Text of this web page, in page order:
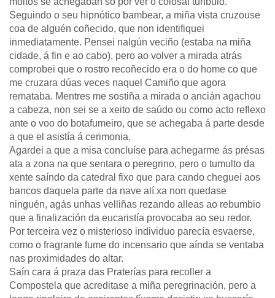
Seguindo o seu hipnótico bambear, a miña vista cruzouse
coa de alguén coñecido, que non identifiquei
inmediatamente. Pensei nalgún veciño (estaba na miña
cidade, á fin e ao cabo), pero ao volver a mirada atrás
comprobei que o rostro recoñecido era o do home co que
me cruzara dúas veces naquel Camiño que agora
remataba. Mentres me sostiña a mirada o ancián agachou
a cabeza, non sei se a xeito de saúdo ou como acto reflexo
ante o voo do botafumeiro, que se achegaba á parte desde
a que el asistía á cerimonia.
Agardei a que a misa concluíse para achegarme ás présas
ata a zona na que sentara o peregrino, pero o tumulto da
xente saíndo da catedral fixo que para cando cheguei aos
bancos daquela parte da nave alí xa non quedase
ninguén, agás unhas velliñas rezando alleas ao rebumbio
que a finalización da eucaristía provocaba ao seu redor.
Por terceira vez o misterioso individuo parecía esvaerse,
como o fragrante fume do incensario que aínda se ventaba
nas proximidades do altar.
Saín cara á praza das Praterías para recoller a
Compostela que acreditase a miña peregrinación, pero a